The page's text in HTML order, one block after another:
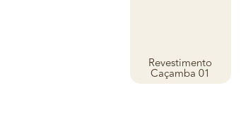
Revestimento
Caçamba 01